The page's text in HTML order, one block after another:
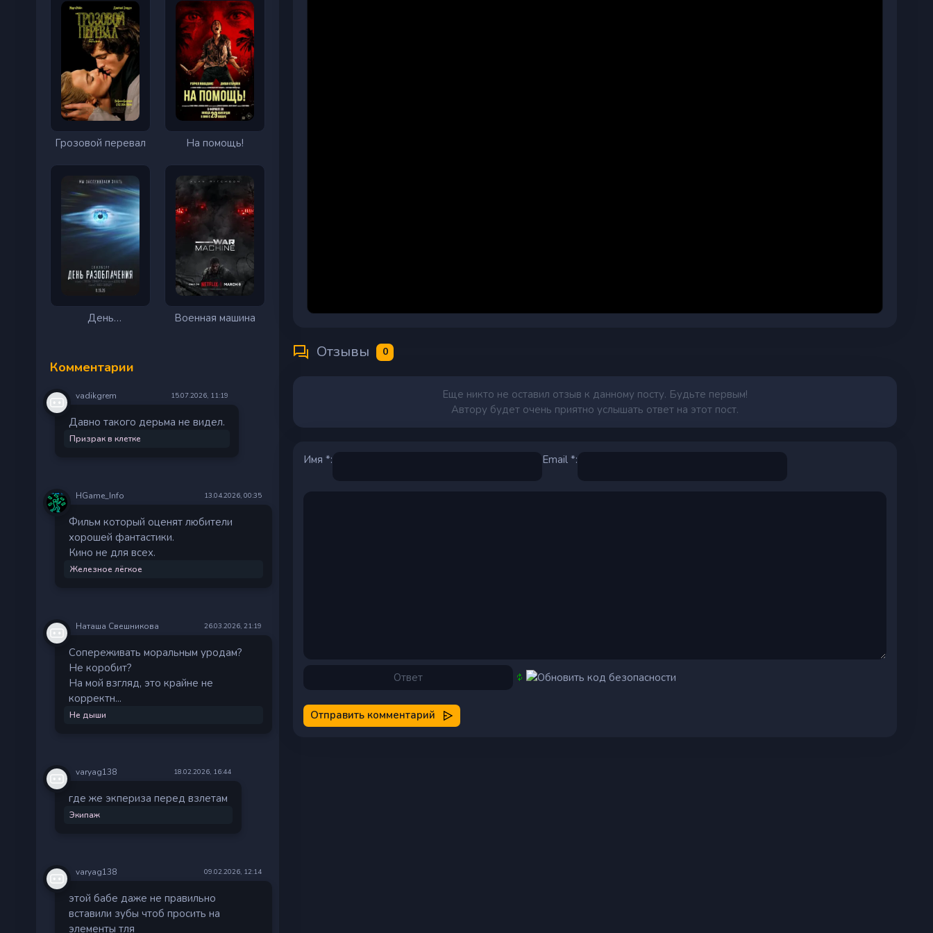
Грозовой перевал На помощь!
День
Военная машина
Комментарии
vadikgrem 15.07.2026, 11:19
Давно такого дерьма не видел.
Призрак в клетке
HGame_Info 13.04.2026, 00:35
Фильм который оценят любители
хорошей фантастики.
Кино не для всех.
Железное лёгкое
Наташа Свешникова 26.03.2026, 21:19
Сопереживать моральным уродам?
Не коробит?
На мой взгляд, это крайне не
корректн...
Не дыши
varyag138 18.02.2026, 16:44
где же экпериза перед взлетам
Экипаж
varyag138 09.02.2026, 12:14
этой бабе даже не правильно
вставили зубы чтоб просить на
элементы тля
Отзывы 0
Еще никто не оставил отзыв к данному посту. Будьте первым!
Автору будет очень приятно услышать ответ на этот пост.
Имя *: Email *:
Отправить комментарий